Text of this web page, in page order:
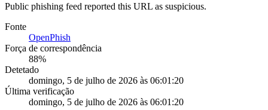
Public phishing feed reported this URL as suspicious.
Fonte
OpenPhish
Força de correspondência
88%
Detetado
domingo, 5 de julho de 2026 às 06:01:20
Última verificação
domingo, 5 de julho de 2026 às 06:01:20